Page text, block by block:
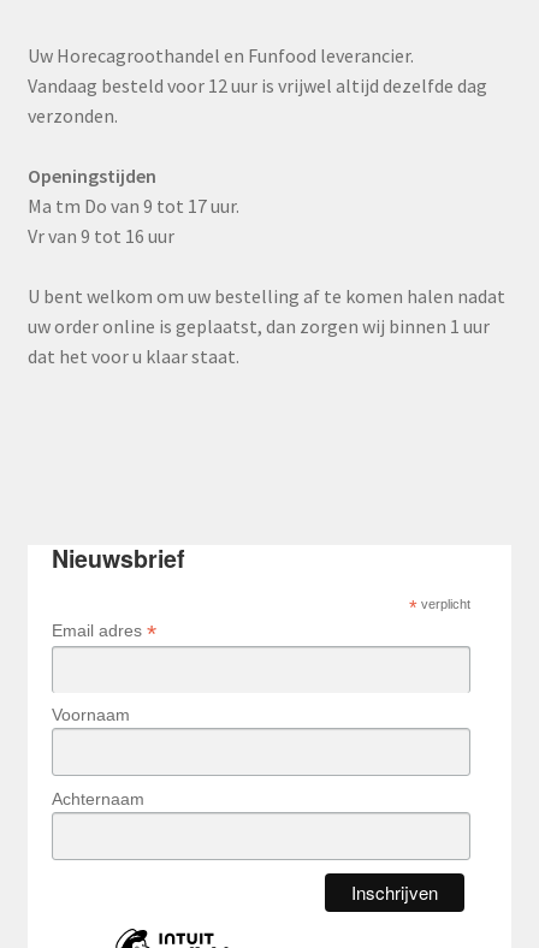
Uw Horecagroothandel en Funfood leverancier.
Vandaag besteld voor 12 uur is vrijwel altijd dezelfde dag
verzonden.
Openingstijden
Ma tm Do van 9 tot 17 uur.
Vr van 9 tot 16 uur
U bent welkom om uw bestelling af te komen halen nadat
uw order online is geplaatst, dan zorgen wij binnen 1 uur
dat het voor u klaar staat.
Nieuwsbrief
*verplicht
Email adres *
Voornaam
Achternaam